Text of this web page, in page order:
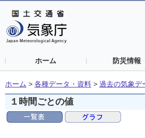
ホーム 防災情報
ホーム > 各種データ・資料 > 過去の気象デ
１時間ごとの値